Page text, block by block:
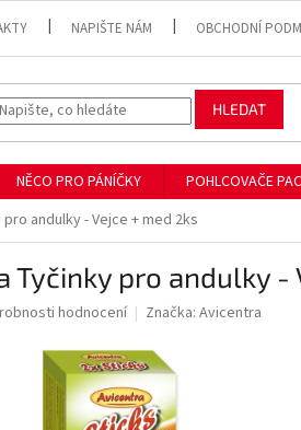
NAPIŠTE NÁM OBCHODNÍ
HLEDAT
NĚCO PRO PÁNÍČKY POHLCOVAČE
andulky - Vejce + med 2ks
Tyčinky pro andulky -
hodnocení Značka: Avicentra